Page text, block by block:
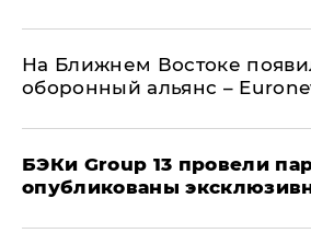
На Ближнем Востоке
оборонный альянс –
​БЭКи Group 13 провели
опубликованы